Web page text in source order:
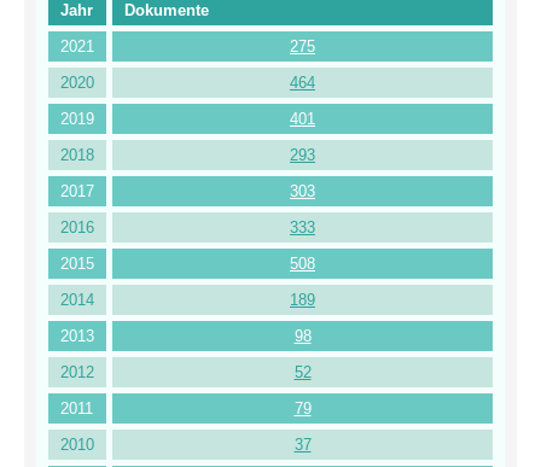
Jahr
Dokumente
2021
275
2020
464
2019
401
2018
293
2017
303
2016
333
2015
508
2014
189
2013
98
2012
52
2011
79
2010
37